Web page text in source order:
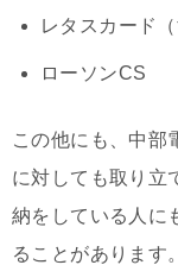
レタスカード
ローソンCS
この他にも、中部
に対しても取り立
納をしている人に
ることがあります。